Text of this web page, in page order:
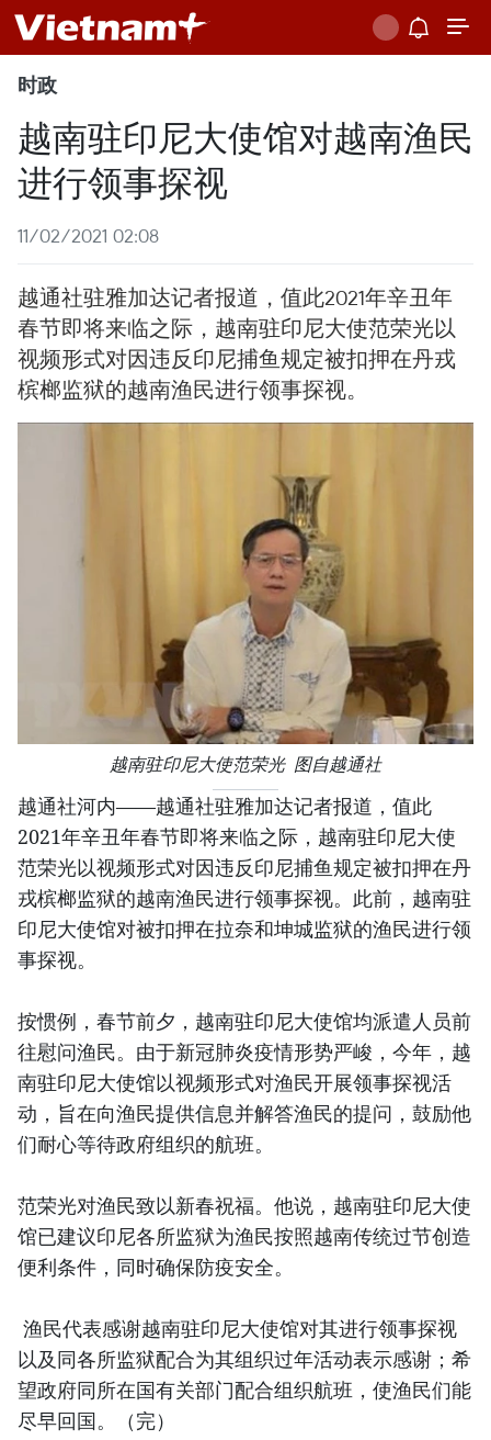
时政
越南驻印尼大使馆对越南渔民
进行领事探视
11/02/2021 02:08
越通社驻雅加达记者报道，值此2021年辛丑年
春节即将来临之际，越南驻印尼大使范荣光以
视频形式对因违反印尼捕鱼规定被扣押在丹戎
槟榔监狱的越南渔民进行领事探视。
越南驻印尼大使范荣光 图自越通社
越通社河内——越通社驻雅加达记者报道，值此
2021年辛丑年春节即将来临之际，越南驻印尼大使
范荣光以视频形式对因违反印尼捕鱼规定被扣押在丹
戎槟榔监狱的越南渔民进行领事探视。此前，越南驻
印尼大使馆对被扣押在拉奈和坤城监狱的渔民进行领
事探视。
按惯例，春节前夕，越南驻印尼大使馆均派遣人员前
往慰问渔民。由于新冠肺炎疫情形势严峻，今年，越
南驻印尼大使馆以视频形式对渔民开展领事探视活
动，旨在向渔民提供信息并解答渔民的提问，鼓励他
们耐心等待政府组织的航班。
范荣光对渔民致以新春祝福。他说，越南驻印尼大使
馆已建议印尼各所监狱为渔民按照越南传统过节创造
便利条件，同时确保防疫安全。
渔民代表感谢越南驻印尼大使馆对其进行领事探视
以及同各所监狱配合为其组织过年活动表示感谢；希
望政府同所在国有关部门配合组织航班，使渔民们能
尽早回国。（完）